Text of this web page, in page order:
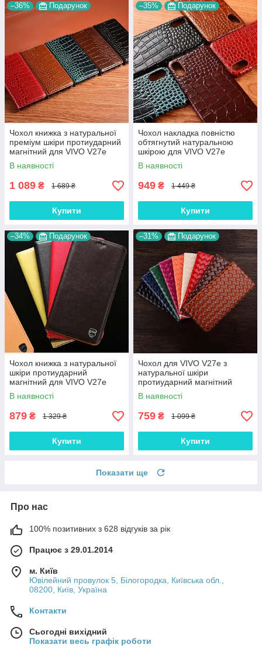
–36% Подарунок
Чохол книжка з натуральної
преміум шкіри протиударний
магнітний для VIVO V27e
"CROCODILE"
В наявності
1 089 ₴ 1 689 ₴
Купити
–35% Подарунок
Чохол накладка повністю
обтягнутий натуральною
шкірою для VIVO V27e
"SIGNATURE"
В наявності
949 ₴ 1 449 ₴
Купити
–34% Подарунок
Чохол книжка з натуральної
шкіри протиударний
магнітний для VIVO V27e
"CLASIC"
В наявності
879 ₴ 1 329 ₴
Купити
–31% Подарунок
Чохол для VIVO V27e з
натуральної шкіри
протиударний магнітний
книжка з підставкою
"VENETTA"
В наявності
759 ₴ 1 099 ₴
Купити
Показати ще
Про нас
100% позитивних з 628 відгуків за рік
Працює з 29.01.2014
м. Київ
Ювілейний провулок 5, Білогородка, Київська обл.,
08200, Київ, Україна
Контакти
Сьогодні вихідний
Показати весь графік роботи